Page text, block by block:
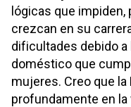
lógicas que
crezcan en su
dificultades debido a
doméstico que
mujeres. Creo que
profundamente en